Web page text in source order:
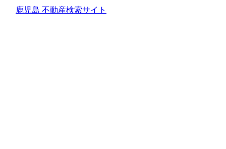
鹿児島 不動産検索サイト